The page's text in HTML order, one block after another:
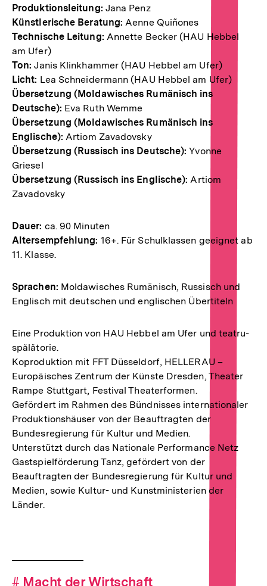
Produktionsleitung: Jana Penz
Künstlerische Beratung: Aenne Quiñones
Technische Leitung: Annette Becker (HAU Hebbel
am Ufer)
Ton: Janis Klinkhammer (HAU Hebbel am Ufer)
Licht: Lea Schneidermann (HAU Hebbel am Ufer)
Übersetzung (Moldawisches Rumänisch ins
Deutsche): Eva Ruth Wemme
Übersetzung (Moldawisches Rumänisch ins
Englische):Artiom Zavadovsky
Übersetzung (Russisch ins Deutsche):Yvonne
Griesel
Übersetzung (Russisch ins Englische): Artiom
Zavadovsky
Dauer: ca. 90 Minuten
Altersempfehlung: 16+. Für Schulklassen geeignet ab
11. Klasse.
Sprachen: Moldawisches Rumänisch, Russisch und
Englisch mit deutschen und englischen Übertiteln
Eine Produktion von HAU Hebbel am Ufer und teatru-
spălătorie.
Koproduktion mit FFT Düsseldorf, HELLERAU –
Europäisches Zentrum der Künste Dresden, Theater
Rampe Stuttgart, Festival Theaterformen.
Gefördert im Rahmen des Bündnisses internationaler
Produktionshäuser von der Beauftragten der
Bundesregierung für Kultur und Medien.
Unterstützt durch das Nationale Performance Netz
Gastspielförderung Tanz, gefördert von der
Beauftragten der Bundesregierung für Kultur und
Medien, sowie Kultur- und Kunstministerien der
Länder.
Hashtag-
# Hashtag
Macht der Wirtschaft